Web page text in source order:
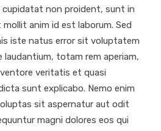
non proident, sunt in
anim id est laborum. Sed
iste natus error sit voluptatem
laudantium, totam rem aperiam,
veritatis et quasi
sunt explicabo. Nemo enim
sit aspernatur aut odit
magni dolores eos qui